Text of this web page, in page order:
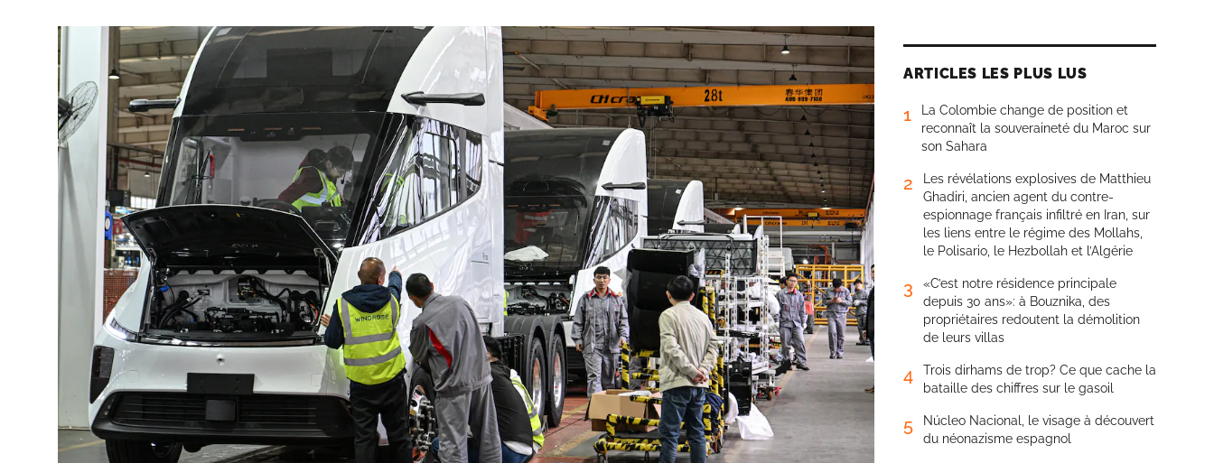
ARTICLES LES PLUS LUS
1
La Colombie change de position et
reconnaît la souveraineté du Maroc sur
son Sahara
2
Les révélations explosives de Matthieu
Ghadiri, ancien agent du contre-
espionnage français infiltré en Iran, sur
les liens entre le régime des Mollahs,
le Polisario, le Hezbollah et l’Algérie
3
«C’est notre résidence principale
depuis 30 ans»: à Bouznika, des
propriétaires redoutent la démolition
de leurs villas
4
Trois dirhams de trop? Ce que cache la
bataille des chiffres sur le gasoil
5
Núcleo Nacional, le visage à découvert
du néonazisme espagnol